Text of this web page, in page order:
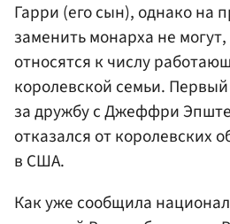
Гарри (его сын), однако на
заменить монарха не
относятся к числу
королевской семьи.
за дружбу с Джеффри
отказался от королевских
в США.
Как уже сообщила